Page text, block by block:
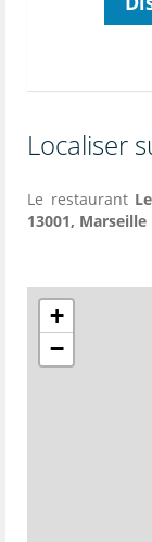
Localiser
Le restaurant
13001, Marseille
+
−